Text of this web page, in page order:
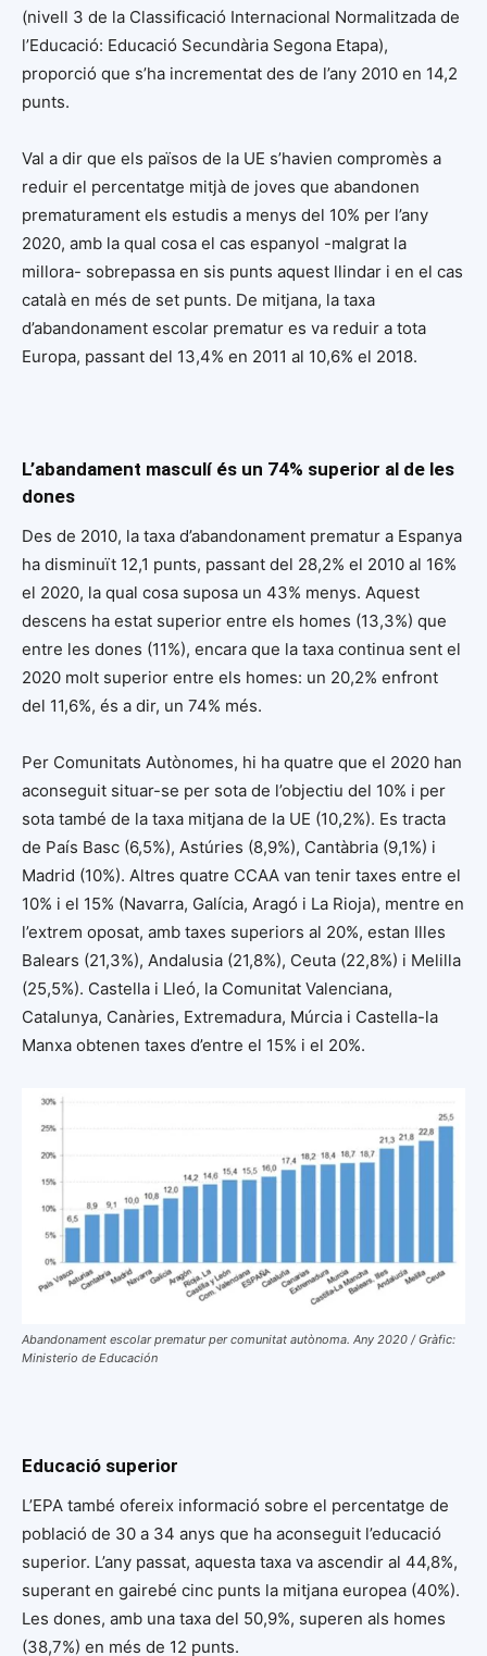
(nivell 3 de la Classificació Internacional Normalitzada de
l’Educació: Educació Secundària Segona Etapa),
proporció que s’ha incrementat des de l’any 2010 en 14,2
punts.
Val a dir que els països de la UE s’havien compromès a
reduir el percentatge mitjà de joves que abandonen
prematurament els estudis a menys del 10% per l’any
2020, amb la qual cosa el cas espanyol -malgrat la
millora- sobrepassa en sis punts aquest llindar i en el cas
català en més de set punts. De mitjana, la taxa
d’abandonament escolar prematur es va reduir a tota
Europa, passant del 13,4% en 2011 al 10,6% el 2018.
L’abandament masculí és un 74% superior al de les
dones
Des de 2010, la taxa d’abandonament prematur a Espanya
ha disminuït 12,1 punts, passant del 28,2% el 2010 al 16%
el 2020, la qual cosa suposa un 43% menys. Aquest
descens ha estat superior entre els homes (13,3%) que
entre les dones (11%), encara que la taxa continua sent el
2020 molt superior entre els homes: un 20,2% enfront
del 11,6%, és a dir, un 74% més.
Per Comunitats Autònomes, hi ha quatre que el 2020 han
aconseguit situar-se per sota de l’objectiu del 10% i per
sota també de la taxa mitjana de la UE (10,2%). Es tracta
de País Basc (6,5%), Astúries (8,9%), Cantàbria (9,1%) i
Madrid (10%). Altres quatre CCAA van tenir taxes entre el
10% i el 15% (Navarra, Galícia, Aragó i La Rioja), mentre en
l’extrem oposat, amb taxes superiors al 20%, estan Illes
Balears (21,3%), Andalusia (21,8%), Ceuta (22,8%) i Melilla
(25,5%). Castella i Lleó, la Comunitat Valenciana,
Catalunya, Canàries, Extremadura, Múrcia i Castella-la
Manxa obtenen taxes d’entre el 15% i el 20%.
Abandonament escolar prematur per comunitat autònoma. Any 2020 / Gràfic:
Ministerio de Educación
Educació superior
L’EPA també ofereix informació sobre el percentatge de
població de 30 a 34 anys que ha aconseguit l’educació
superior. L’any passat, aquesta taxa va ascendir al 44,8%,
superant en gairebé cinc punts la mitjana europea (40%).
Les dones, amb una taxa del 50,9%, superen als homes
(38,7%) en més de 12 punts.